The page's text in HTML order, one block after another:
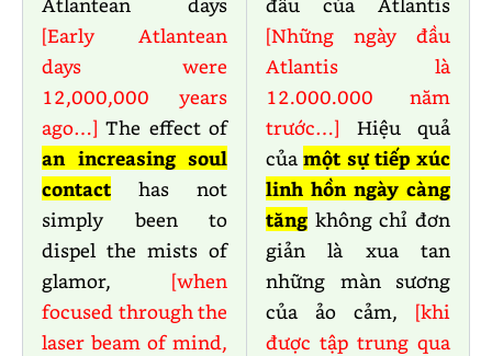
[Early Atlantean
days were
12,000,000 years
ago…] The effect of
an increasing soul
contact has not
simply been to
dispel the mists of
glamor, [when
focused through the
laser beam of mind,
[Những ngày đầu
Atlantis là
12.000.000 năm
trước…] Hiệu quả
củamột sự tiếp xúc
linh hồn ngày càng
tăng không chỉ đơn
giản là xua tan
những màn sương
của ảo cảm, [khi
được tập trung qua